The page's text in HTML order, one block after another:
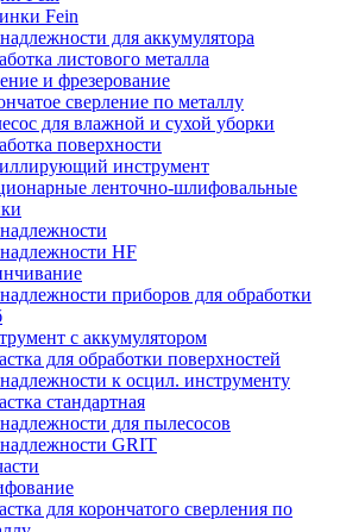
Fein
для аккумулятора
листового металла
и фрезерование
сверление по металлу
для влажной и сухой уборки
поверхности
инструмент
ленточно-шлифовальные
HF
приборов для обработки
с аккумулятором
для обработки поверхностей
к осцил. инструменту
стандартная
для пылесосов
GRIT
для корончатого сверления по